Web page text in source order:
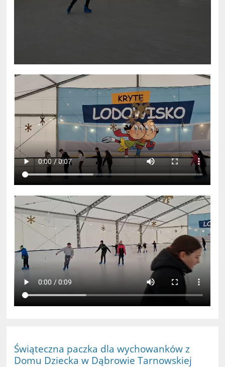
Świąteczna paczka dla wychowanków z
Domu Dziecka w Dąbrowie Tarnowskiej